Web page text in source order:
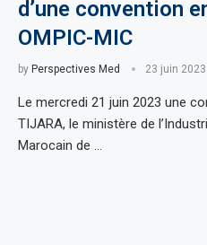
d’une convention
OMPIC-MIC
by Perspectives Med 23 juin 2023
Le mercredi 21 juin 2023 une
TIJARA, le ministère de
Marocain de …